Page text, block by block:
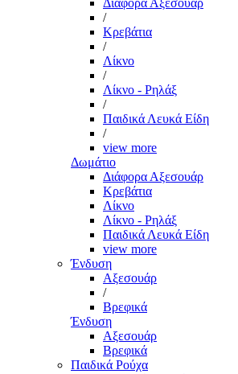
Διάφορα Αξεσουάρ
/
Κρεβάτια
/
Λίκνο
/
Λίκνο - Ρηλάξ
/
Παιδικά Λευκά Είδη
/
view more
Δωμάτιο
Διάφορα Αξεσουάρ
Κρεβάτια
Λίκνο
Λίκνο - Ρηλάξ
Παιδικά Λευκά Είδη
view more
Ένδυση
Αξεσουάρ
/
Βρεφικά
Ένδυση
Αξεσουάρ
Βρεφικά
Παιδικά Ρούχα